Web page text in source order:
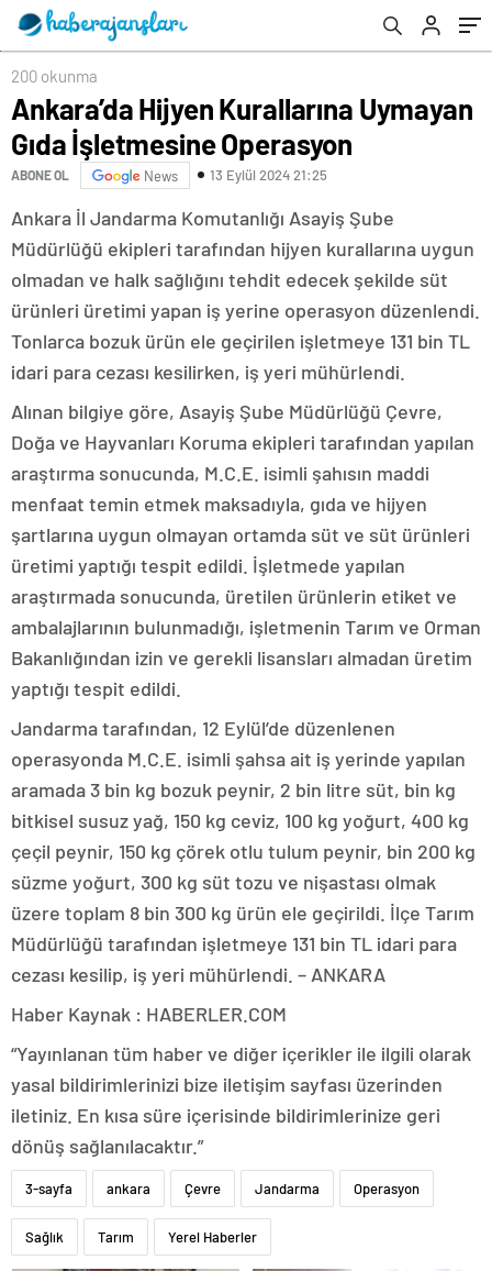
200 okunma
Ankara’da Hijyen Kurallarına Uymayan
Gıda İşletmesine Operasyon
ABONE OL News 13 Eylül 2024 21:25
Ankara İl Jandarma Komutanlığı Asayiş Şube
Müdürlüğü ekipleri tarafından hijyen kurallarına uygun
olmadan ve halk sağlığını tehdit edecek şekilde süt
ürünleri üretimi yapan iş yerine operasyon düzenlendi.
Tonlarca bozuk ürün ele geçirilen işletmeye 131 bin TL
idari para cezası kesilirken, iş yeri mühürlendi.
Alınan bilgiye göre, Asayiş Şube Müdürlüğü Çevre,
Doğa ve Hayvanları Koruma ekipleri tarafından yapılan
araştırma sonucunda, M.C.E. isimli şahısın maddi
menfaat temin etmek maksadıyla, gıda ve hijyen
şartlarına uygun olmayan ortamda süt ve süt ürünleri
üretimi yaptığı tespit edildi. İşletmede yapılan
araştırmada sonucunda, üretilen ürünlerin etiket ve
ambalajlarının bulunmadığı, işletmenin Tarım ve Orman
Bakanlığından izin ve gerekli lisansları almadan üretim
yaptığı tespit edildi.
Jandarma tarafından, 12 Eylül’de düzenlenen
operasyonda M.C.E. isimli şahsa ait iş yerinde yapılan
aramada 3 bin kg bozuk peynir, 2 bin litre süt, bin kg
bitkisel susuz yağ, 150 kg ceviz, 100 kg yoğurt, 400 kg
çeçil peynir, 150 kg çörek otlu tulum peynir, bin 200 kg
süzme yoğurt, 300 kg süt tozu ve nişastası olmak
üzere toplam 8 bin 300 kg ürün ele geçirildi. İlçe Tarım
Müdürlüğü tarafından işletmeye 131 bin TL idari para
cezası kesilip, iş yeri mühürlendi. – ANKARA
Haber Kaynak : HABERLER.COM
“Yayınlanan tüm haber ve diğer içerikler ile ilgili olarak
yasal bildirimlerinizi bize iletişim sayfası üzerinden
iletiniz. En kısa süre içerisinde bildirimlerinize geri
dönüş sağlanılacaktır.”
3-sayfa ankara Çevre Jandarma Operasyon
Sağlık Tarım Yerel Haberler
Operasyon